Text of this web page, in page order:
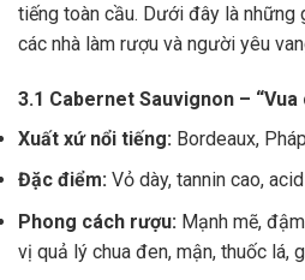
tiếng toàn cầu. Dưới đây là
các nhà làm rượu và người yêu
3.1 Cabernet Sauvignon –
Xuất xứ nổi tiếng: Bordeaux,
Đặc điểm: Vỏ dày, tannin cao,
Phong cách rượu: Mạnh mẽ,
vị quả lý chua đen, mận, thuốc lá,